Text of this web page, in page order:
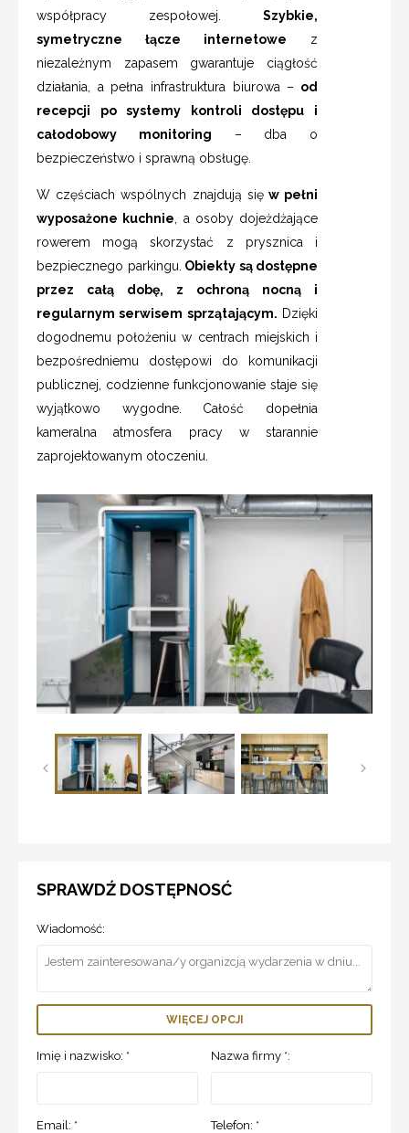
współpracy zespołowej. Szybkie,
symetryczne łącze internetowe z
niezależnym zapasem gwarantuje ciągłość
działania, a pełna infrastruktura biurowa – od
recepcji po systemy kontroli dostępu i
całodobowy monitoring – dba o
bezpieczeństwo i sprawną obsługę.
W częściach wspólnych znajdują sięw pełni
wyposażone kuchnie , a osoby dojeżdżające
rowerem mogą skorzystać z prysznica i
bezpiecznego parkingu. Obiekty są dostępne
przez całą dobę, z ochroną nocną i
regularnym serwisem sprzątającym. Dzięki
dogodnemu położeniu w centrach miejskich i
bezpośredniemu dostępowi do komunikacji
publicznej, codzienne funkcjonowanie staje się
wyjątkowo wygodne. Całość dopełnia
kameralna atmosfera pracy w starannie
zaprojektowanym otoczeniu.
SPRAWDŹ DOSTĘPNOSĆ
Wiadomość:
WIĘCEJ OPCJI
Imię i nazwisko: * Nazwa firmy *:
Email: * Telefon: *